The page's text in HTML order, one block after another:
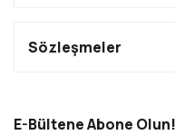
Sözleşmeler
E-Bültene Abone Olun!